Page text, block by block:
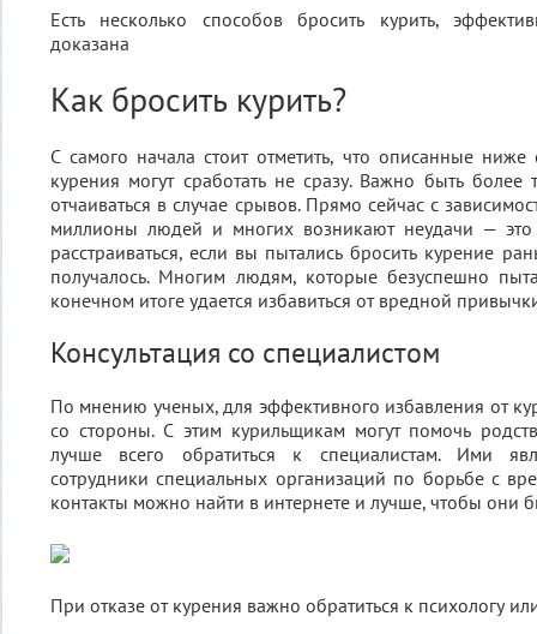
Есть несколько способов бросить курить,
доказана
Как бросить курить?
С самого начала стоит отметить, что описанные
курения могут сработать не сразу. Важно быть
отчаиваться в случае срывов. Прямо сейчас с
миллионы людей и многих возникают неудачи —
расстраиваться, если вы пытались бросить курение
получалось. Многим людям, которые безуспешно
конечном итоге удается избавиться от вредной
Консультация со специалистом
По мнению ученых, для эффективного избавления от
со стороны. С этим курильщикам могут помочь
лучше всего обратиться к специалистам. Ими
сотрудники специальных организаций по борьбе с
контакты можно найти в интернете и лучше, чтобы они
При отказе от курения важно обратиться к психологу